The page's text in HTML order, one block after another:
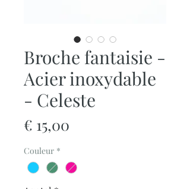
Broche fantaisie -
Acier inoxydable
- Celeste
€ 15,00
Couleur *